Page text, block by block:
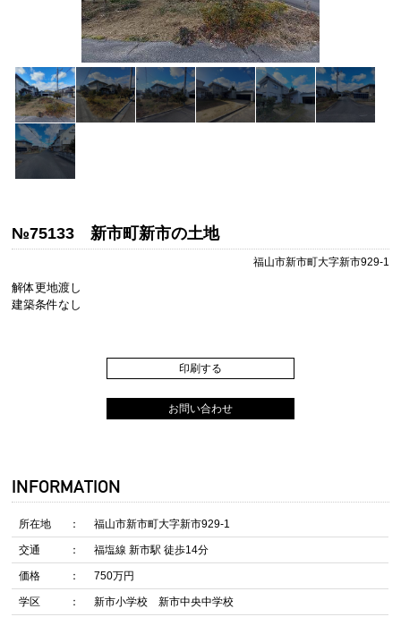
№75133 新市町新市の土地
福山市新市町大字新市929-1
解体更地渡し
建築条件なし
印刷する
お問い合わせ
INFORMATION
所在地 福山市新市町大字新市929-1
交通 福塩線 新市駅 徒歩14分
価格 750万円
学区 新市小学校 新市中央中学校